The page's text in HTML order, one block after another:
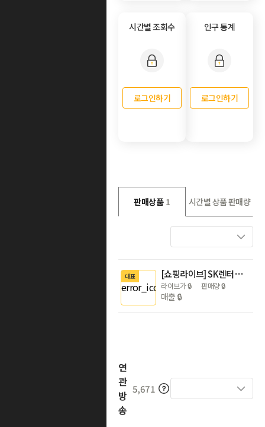
시간별 조회수
로그인하기
인구 통계
로그인하기
판매상품 1 시간별 상품 판매량
대표 [쇼핑라이브] SK렌터카 월간 라이브
라이브가🔒 판매량🔒
매출 🔒
연
관
방
송
5,671